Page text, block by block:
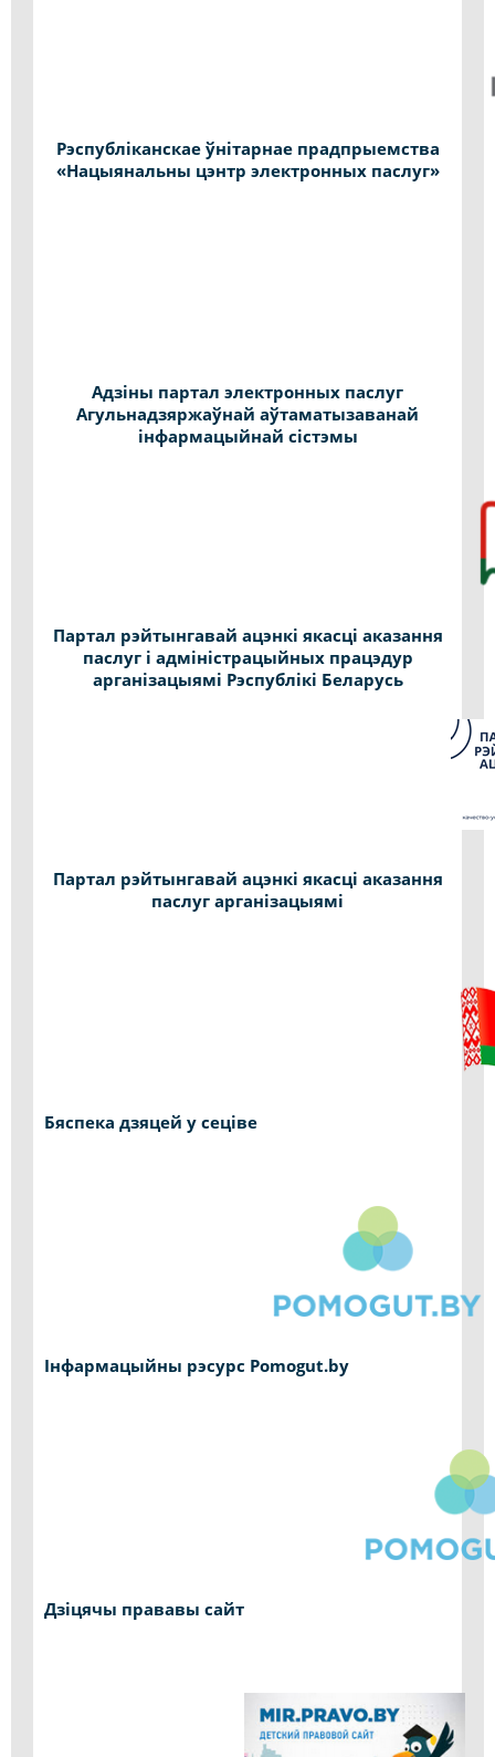
Рэспубліканскае ўнітарнае прадпрыемства
«Нацыянальны цэнтр электронных паслуг»
Адзіны партал электронных паслуг
Агульнадзяржаўнай аўтаматызаванай
інфармацыйнай сістэмы
Партал рэйтынгавай ацэнкі якасці аказання
паслуг і адміністрацыйных працэдур
арганізацыямі Рэспублікі Беларусь
Партал рэйтынгавай ацэнкі якасці аказання
паслуг арганізацыямі
Бяспека дзяцей у сеціве
Інфармацыйны рэсурс Pomogut.by
Дзіцячы прававы сайт